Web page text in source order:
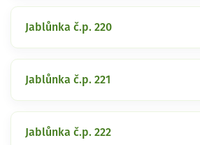
Jablůnka č.p. 220
Jablůnka č.p. 221
Jablůnka č.p. 222